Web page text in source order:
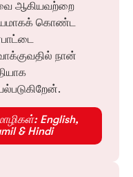
ஆகியவற்றை
கொண்ட
நான்
English,
& Hindi